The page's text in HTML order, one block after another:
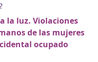
la luz. Violaciones
de las mujeres
ocupado